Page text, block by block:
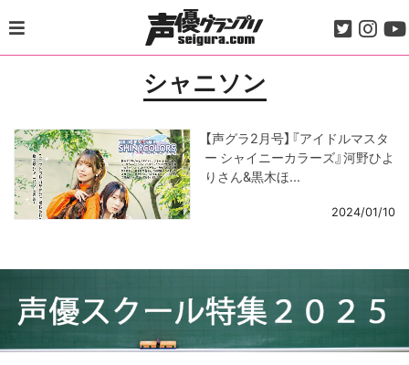
to
content
シャニソン
【声グラ2月号】『アイドルマスタ
ー シャイニーカラーズ』河野ひよ
りさん&黒木ほ...
2024/01/10